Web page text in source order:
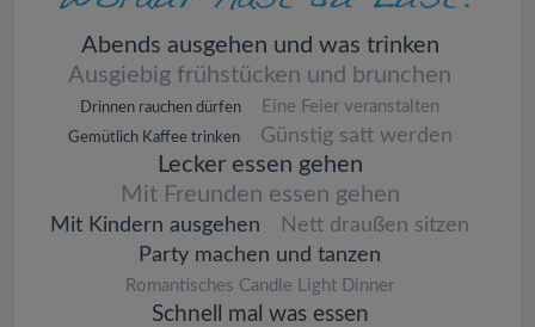
Abends ausgehen und was trinken
Ausgiebig frühstücken und brunchen
Drinnen rauchen dürfen Eine Feier veranstalten
Gemütlich Kaffee trinken Günstig satt werden
Lecker essen gehen
Mit Freunden essen gehen
Mit Kindern ausgehen
Nett draußen sitzen
Party machen und tanzen
Romantisches Candle Light Dinner
Schnell mal was essen